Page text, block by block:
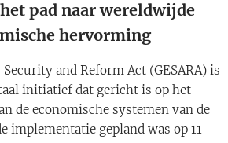
het pad naar wereldwijde
hervorming
and Reform Act (GESARA) is
initiatief dat gericht is op het
de economische systemen van de
implementatie gepland was op 11